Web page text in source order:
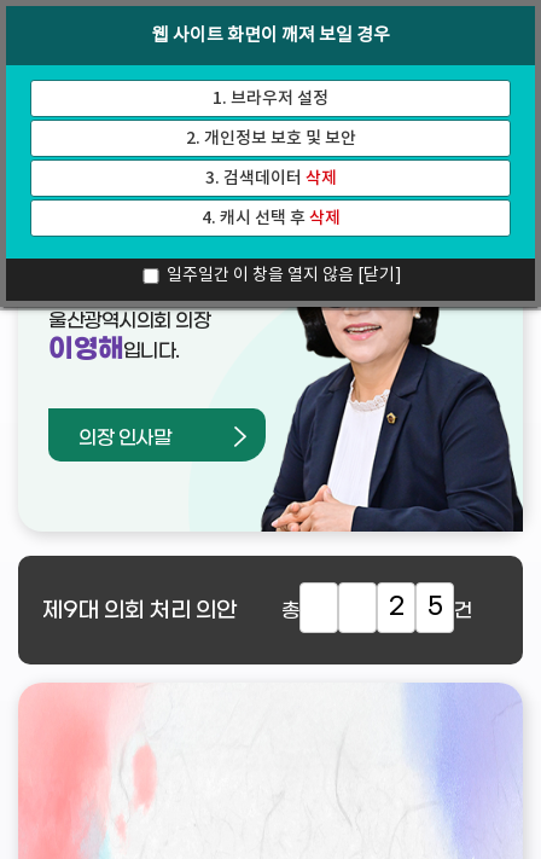
가
기
인터넷방송
웹 사이트 화면이 깨져 보일 경우
1. 브라우저 설정
2. 개인정보 보호 및 보안
3. 검색데이터 삭제
4. 캐시 선택 후삭제
일주일간 이 창을 열지 않음 [닫기]
열린의장실
울산광역시의회 의장
이영해 입니다.
의장 인사말
제9대 의회 처리 의안 총 2 5 건